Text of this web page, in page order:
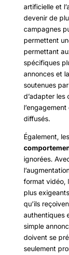
artificielle et
devenir de
campagnes
permettent
permettant
spécifiques
annonces et
soutenues
d’adapter les
diffusés.
Également, les
ignorées.
format vidéo,
plus
qu’ils
authentiques
simple
doivent se
seulement